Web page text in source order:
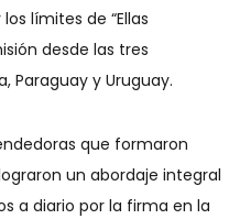
límites de “Ellas
desde las tres
Paraguay y Uruguay.
que formaron
un abordaje integral
a diario por la firma en la